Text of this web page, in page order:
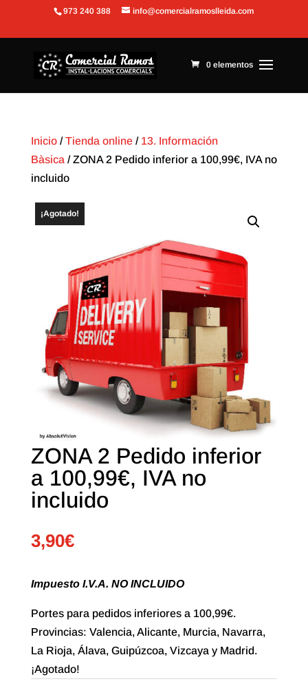
Abrir barra de herramientas
973 240 388 info@comercialramoslleida.com
0 elementos
Inicio/Tienda online/ 13. Información
Bàsica / ZONA 2 Pedido inferior a 100,99€, IVA no
incluido
¡Agotado!
ZONA 2 Pedido inferior
a 100,99€, IVA no
incluido
3,90€
Impuesto I.V.A. NO INCLUIDO
Portes para pedidos inferiores a 100,99€.
Provincias: Valencia, Alicante, Murcia, Navarra,
La Rioja, Álava, Guipúzcoa, Vizcaya y Madrid.
¡Agotado!